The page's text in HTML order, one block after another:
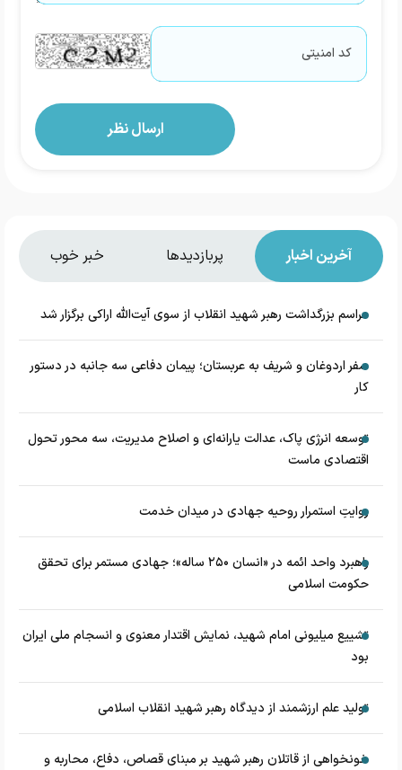
آخرین اخبار پربازدیدها خبر خوب
مراسم بزرگداشت رهبر شهید انقلاب از سوی آیت‌الله اراکی برگزار شد
سفر اردوغان و شریف به عربستان؛ پیمان دفاعی سه جانبه در دستور
کار
توسعه انرژی پاک، عدالت یارانه‌ای و اصلاح مدیریت، سه محور تحول
اقتصادی ماست
روایتِ استمرار روحیه جهادی در میدان خدمت
راهبرد واحد ائمه در «انسان ۲۵۰ ساله»؛ جهادی مستمر برای تحقق
حکومت اسلامی
تشییع میلیونی امام شهید، نمایش اقتدار معنوی و انسجام ملی ایران
بود
تولید علم ارزشمند از دیدگاه رهبر شهید انقلاب اسلامی
خونخواهی از قاتلان رهبر شهید بر مبنای قصاص، دفاع، محاربه و